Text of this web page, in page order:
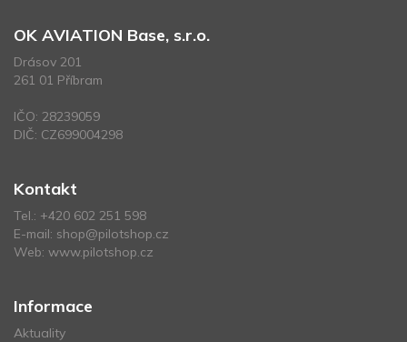
OK AVIATION Base, s.r.o.
Drásov 201
261 01 Příbram
IČO: 28239059
DIČ: CZ699004298
Kontakt
Tel.: +420 602 251 598
E-mail: shop@pilotshop.cz
Web: www.pilotshop.cz
Informace
Aktuality